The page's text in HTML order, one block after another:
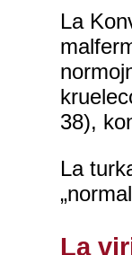
La
38),
La
La